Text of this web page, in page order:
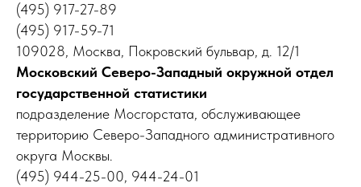
(495) 917-27-89
(495) 917-59-71
109028, Москва, Покровский бульвар, д. 12/1
Московский Северо-Западный окружной отдел
государственной статистики
подразделение Мосгорстата, обслуживающее
территорию Северо-Западного административного
округа Москвы.
(495) 944-25-00, 944-24-01